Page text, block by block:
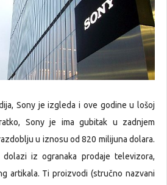
Sony je izgleda i ove godine u lošoj
Sony je ima gubitak u zadnjem
u iznosu od 820 milijuna dolara.
iz ogranaka prodaje televizora,
artikala. Ti proizvodi (stručno nazvani